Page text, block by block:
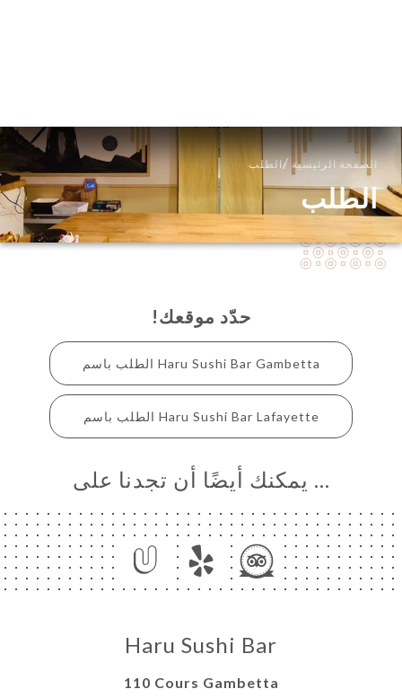
الصفحة الرئيسية/الطلب
الطلب
حدّد موقعك!
Haru Sushi Bar Gambetta الطلب باسم
Haru Sushi Bar Lafayette الطلب باسم
… يمكنك أيضًا أن تجدنا على
Haru Sushi Bar
110 Cours Gambetta